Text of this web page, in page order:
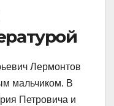
Лермонтов
мальчиком. В
Петровича и